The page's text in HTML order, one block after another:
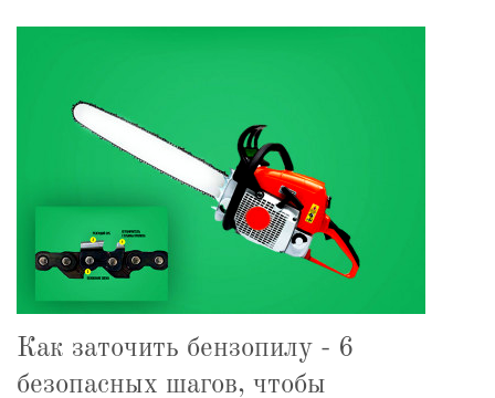
Как заточить бензопилу - 6
безопасных шагов, чтобы